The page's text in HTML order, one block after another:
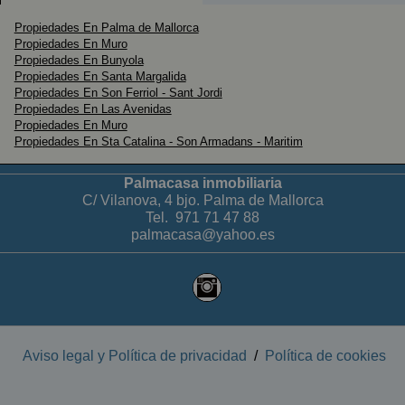
Preciosas vistas despejadas al campo, a la montaña y
desde la 1º planta vistas a la Bahía de Palma. Es una
zona muy tranquila y bonita, ideal para construir un
precioso chalet.
PALMACASA INMOBILIARIA desde hace más de 20
Dicha finca la conforman dos casas, la principal y otra
para huéspedes, ambas para reformar.
Además de varias construcciones como almacenes
para herramientas o vehículos, un molino y corrales.
*** PALMACASA INMOBILIARIA ***.
Propiedades En Palma de Mallorca
Propiedades En Muro
Propiedades En Bunyola
Propiedades En Santa Margalida
Propiedades En Son Ferriol - Sant Jordi
Propiedades En Las Avenidas
Propiedades En Muro
Propiedades En Sta Catalina - Son Armadans - Maritim
Palmacasa inmobiliaria
C/ Vilanova, 4 bjo. Palma de Mallorca
Tel. 971 71 47 88
palmacasa@yahoo.es
Aviso legal y Política de privacidad / Política de cookies